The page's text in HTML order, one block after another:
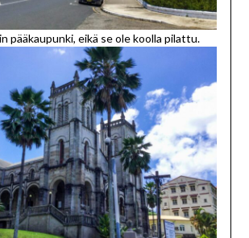
pääkaupunki, eikä se ole koolla pilattu.